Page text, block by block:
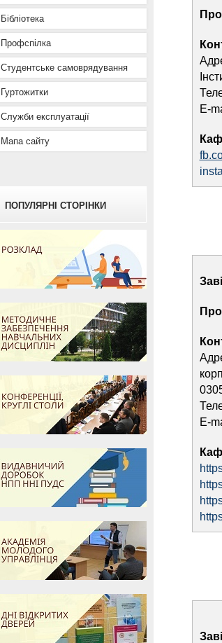
Бібліотека
Профспілка
Студентське самоврядування
Гуртожитки
Служби експлуатації
Мапа сайту
ПОПУЛЯРНІ СТОРІНКИ
E-
E-